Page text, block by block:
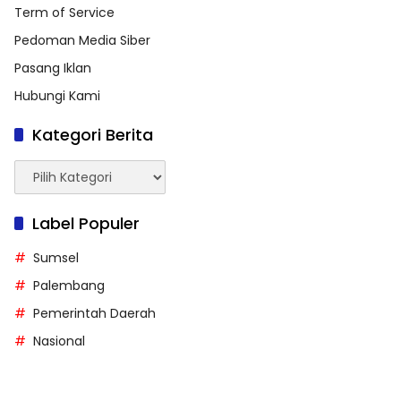
Term of Service
Pedoman Media Siber
Pasang Iklan
Hubungi Kami
Kategori Berita
Kategori
Berita
Label Populer
Sumsel
Palembang
Pemerintah Daerah
Nasional